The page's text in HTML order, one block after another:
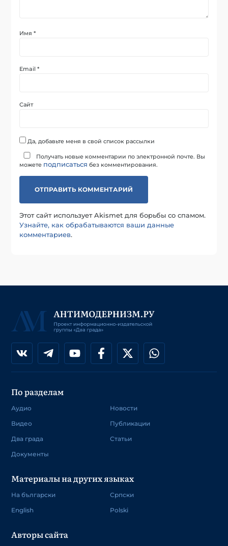
Имя*
Email*
Сайт
Да, добавьте меня в свой список рассылки
Получать новые комментарии по электронной почте. Вы
можете подписаться без комментирования.
Этот сайт использует Akismet для борьбы со спамом.
Узнайте, как обрабатываются ваши данные
комментариев.
По разделам
Аудио
Видео
Два града
Документы
Новости
Публикации
Статьи
Материалы на других языках
На български
English
Српски
Polski
Авторы сайта